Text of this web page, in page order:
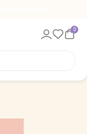
0